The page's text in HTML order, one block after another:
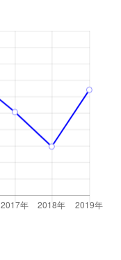
アイランドセンター
アイランドセンター
アイランドセンター